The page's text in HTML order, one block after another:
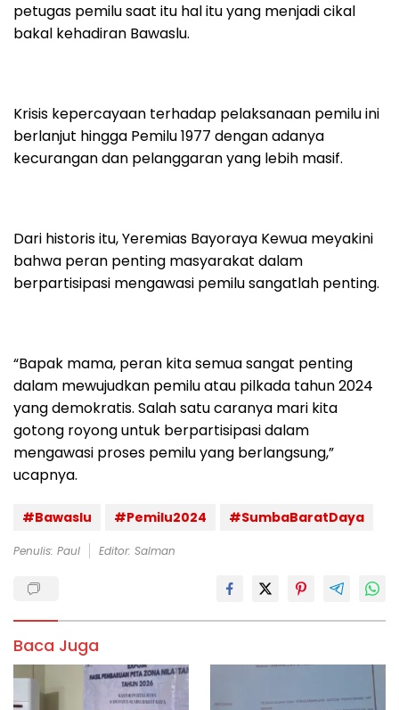
petugas pemilu saat itu hal itu yang menjadi cikal
bakal kehadiran Bawaslu.
Krisis kepercayaan terhadap pelaksanaan pemilu ini
berlanjut hingga Pemilu 1977 dengan adanya
kecurangan dan pelanggaran yang lebih masif.
Dari historis itu, Yeremias Bayoraya Kewua meyakini
bahwa peran penting masyarakat dalam
berpartisipasi mengawasi pemilu sangatlah penting.
“Bapak mama, peran kita semua sangat penting
dalam mewujudkan pemilu atau pilkada tahun 2024
yang demokratis. Salah satu caranya mari kita
gotong royong untuk berpartisipasi dalam
mengawasi proses pemilu yang berlangsung,”
ucapnya.
#Bawaslu #Pemilu2024 #SumbaBaratDaya
Penulis: Paul Editor: Salman
Baca Juga